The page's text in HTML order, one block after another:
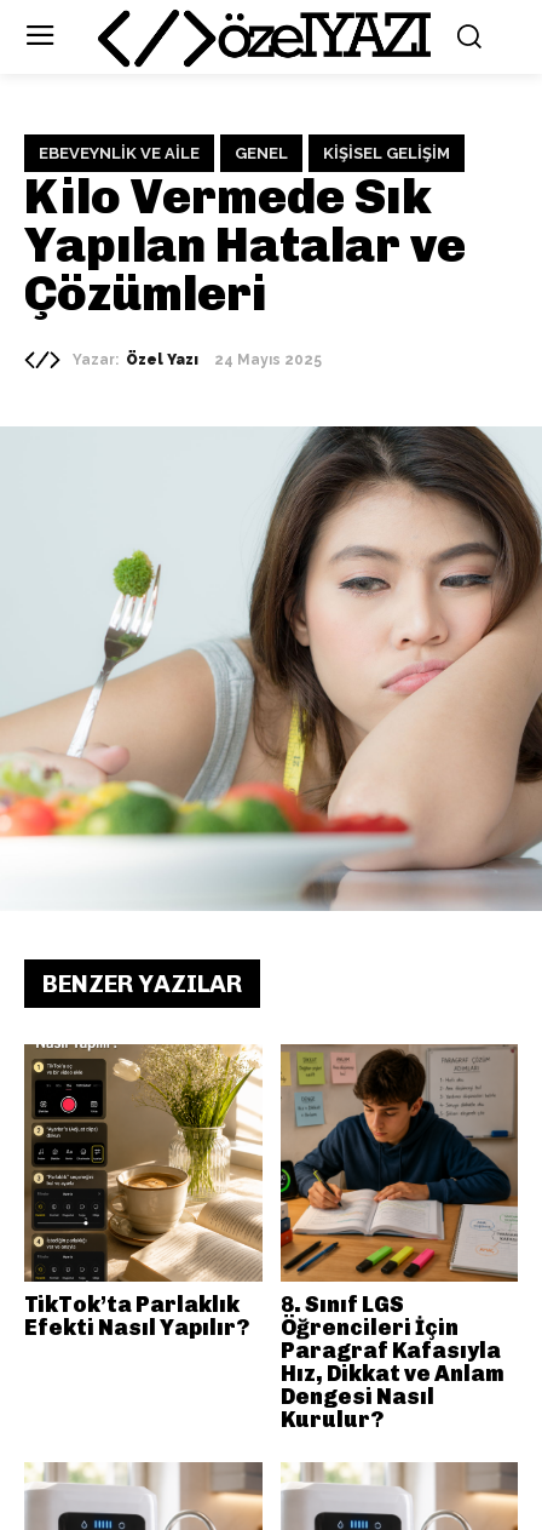
EBEVEYNLIK VE AILE GENEL KIŞISEL GELIŞIM
Kilo Vermede Sık
Yapılan Hatalar ve
Çözümleri
Yazar: Özel Yazı 24 Mayıs 2025
BENZER YAZILAR
TikTok’ta Parlaklık
Efekti Nasıl Yapılır?
8. Sınıf LGS
Öğrencileri İçin
Paragraf Kafasıyla
Hız, Dikkat ve Anlam
Dengesi Nasıl
Kurulur?